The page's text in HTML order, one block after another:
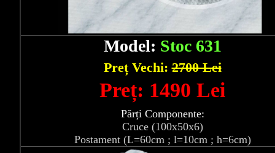
Model: Stoc 631
Preț Vechi:2700 Lei
Preț: 1490 Lei
Părți Componente:
Cruce (100x50x6)
Postament (L=60cm ; l=10cm ; h=6cm)